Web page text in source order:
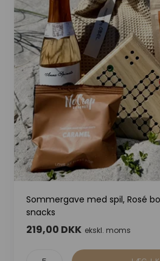
Sommergave med spil, Rosé
snacks
219,00 DKK ekskl. moms